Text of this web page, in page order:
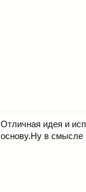
Отличная идея и
основу.Ну в смысле